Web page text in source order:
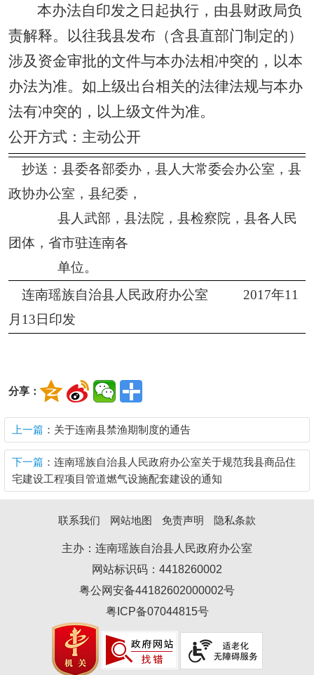
本办法自印发之日起执行，由县财政局负
责解释。以往我县发布（含县直部门制定的）
涉及资金审批的文件与本办法相冲突的，以本
办法为准。如上级出台相关的法律法规与本办
法有冲突的，以上级文件为准。
公开方式 ：主动公开
抄送：县委各部委办，县人大常委会办公室，县
政协办公室，县纪委，
县人武部，县法院，县检察院，县各人民
团体，省市驻连南各
单位。
连南瑶族自治县人民政府办公室 2017年11
月13日印发
分享：
上一篇 ：关于连南县禁渔期制度的通告
下一篇 ：连南瑶族自治县人民政府办公室关于规范我县商品住
宅建设工程项目管道燃气设施配套建设的通知
联系我们 网站地图 免责声明 隐私条款
主办：连南瑶族自治县人民政府办公室
网站标识码：4418260002
粤公网安备44182602000002号
粤ICP备07044815号